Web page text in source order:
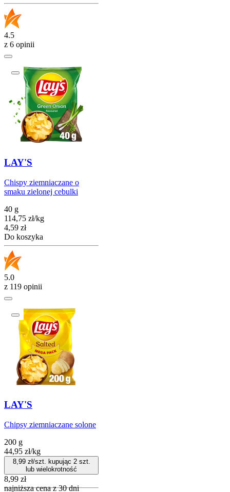
4.5
z 6 opinii
LAY'S
Chispy ziemniaczane o
smaku zielonej cebulki
40 g
114,75 zł/kg
Cena
4,59 zł
Do koszyka
5.0
z 119 opinii
LAY'S
Chipsy ziemniaczane solone
200 g
44,95 zł/kg
8,99zł/szt. kupując 2szt.
lub wielokrotność
8,99 zł
najniższa cena z 30 dni